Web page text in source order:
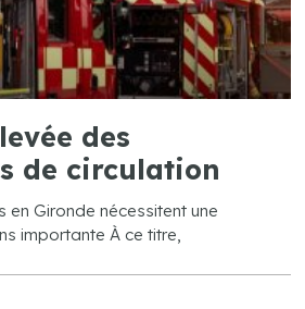
des
de circulation
en Gironde nécessitent une
importante À ce titre,